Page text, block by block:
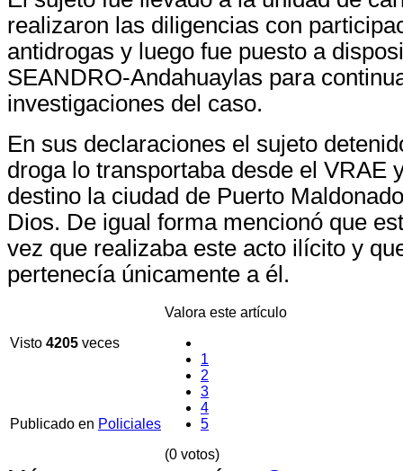
realizaron las diligencias con
antidrogas y luego fue puesto a
SEANDRO-Andahuaylas para
investigaciones del caso.
En sus declaraciones el sujeto
droga lo transportaba desde el VRAE
destino la ciudad de Puerto
Dios. De igual forma mencionó que
vez que realizaba este acto ilícito y
pertenecía únicamente a él.
Visto 4205 veces
Valora este artículo
1
2
3
4
5
(0 votos)
Publicado en Policiales